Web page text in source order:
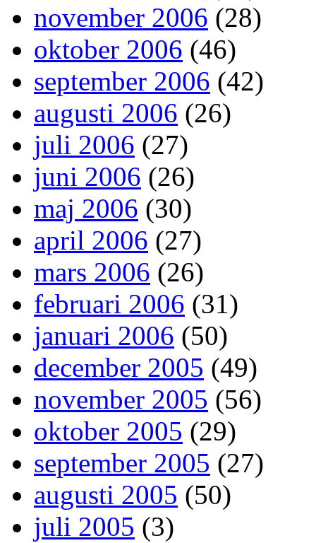
november 2006 (28)
oktober 2006 (46)
september 2006 (42)
augusti 2006 (26)
juli 2006 (27)
juni 2006 (26)
maj 2006 (30)
april 2006 (27)
mars 2006 (26)
februari 2006 (31)
januari 2006 (50)
december 2005 (49)
november 2005 (56)
oktober 2005 (29)
september 2005 (27)
augusti 2005 (50)
juli 2005 (3)